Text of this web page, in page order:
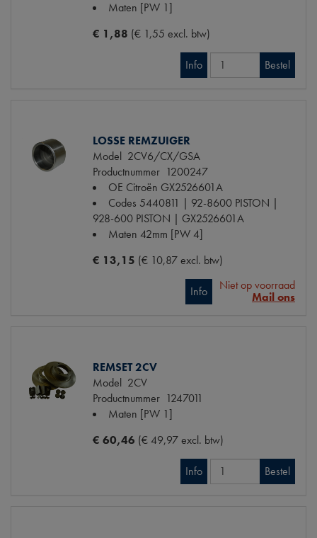
Maten [PW 1]
€ 1,88 (€ 1,55 excl. btw)
Info Bestel
LOSSE REMZUIGER
Model 2CV6/CX/GSA
Productnummer 1200247
OE Citroën GX2526601A
Codes 5440811 | 92-8600 PISTON |
928-600 PISTON | GX2526601A
Maten 42mm [PW 4]
€ 13,15 (€ 10,87 excl. btw)
Info
Niet op voorraad
Mail ons
REMSET 2CV
Model 2CV
Productnummer 1247011
Maten [PW 1]
€ 60,46 (€ 49,97 excl. btw)
Info Bestel